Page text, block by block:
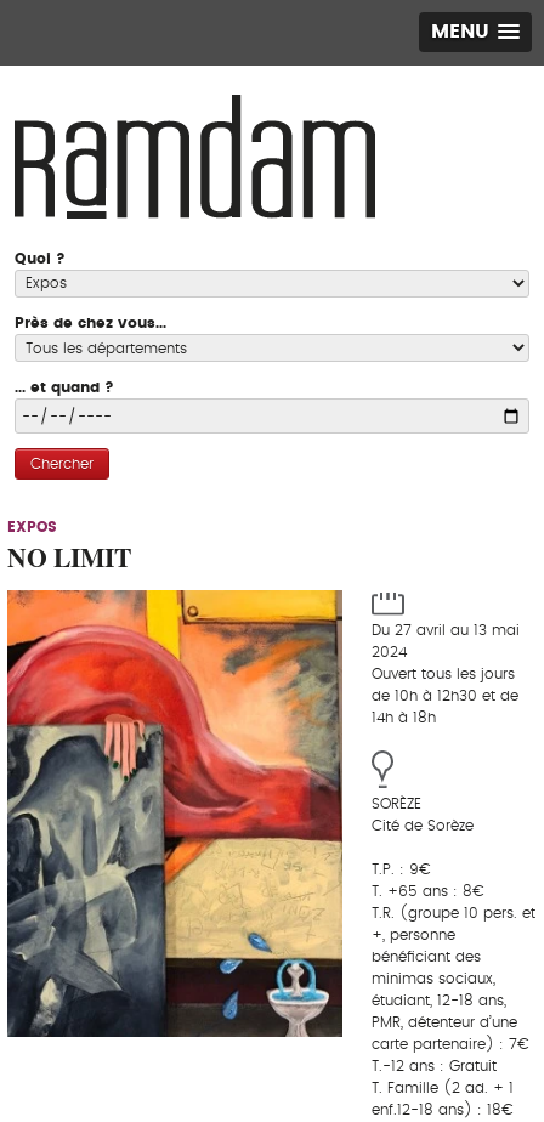
MENU
Quoi ?
Près de chez vous...
... et quand ?
Chercher
EXPOS
NO LIMIT
Du 27 avril au 13 mai
2024
Ouvert tous les jours
de 10h à 12h30 et de
14h à 18h
SORÈZE
Cité de Sorèze
T.P. : 9€
T. +65 ans : 8€
T.R. (groupe 10 pers. et
+, personne
bénéficiant des
minimas sociaux,
étudiant, 12-18 ans,
PMR, détenteur d’une
carte partenaire) : 7€
T.-12 ans : Gratuit
T. Famille (2 ad. + 1
enf.12-18 ans) : 18€